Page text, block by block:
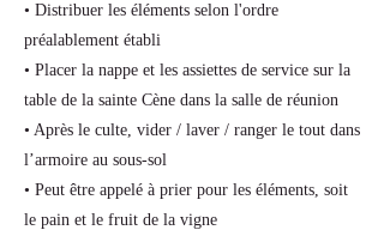
• Distribuer les éléments selon l'ordre
préalablement établi
• Placer la nappe et les assiettes de service sur la
table de la sainte Cène dans la salle de réunion
• Après le culte, vider / laver / ranger le tout dans
l’armoire au sous-sol
• Peut être appelé à prier pour les éléments, soit
le pain et le fruit de la vigne